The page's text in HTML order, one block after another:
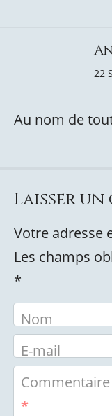
22
Au nom de
Laisser
Votre adresse
Les champs
*
Nom
E-mail
Commentaire
*